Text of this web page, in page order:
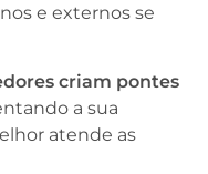
e externos se
criam pontes
a sua
atende as